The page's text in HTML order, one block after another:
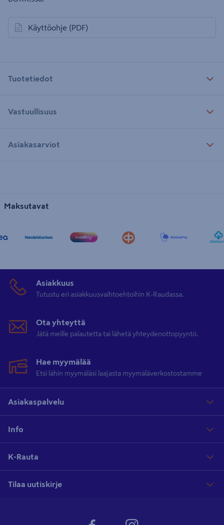
Käyttöohje (PDF)
avautuu uuteen välilehteen
Tuotetiedot
Vastuullisuus
Asiakasarviot
Maksutavat
Asiakkuus
Tutustu eri asiakkuusvaihtoehtoihin K-Raudassa.
Ota yhteyttä
Jätä meille palautetta tai lähetä yhteydenottopyyntö.
Hae myymälää
Etsi lähin myymäläsi laajasta myymäläverkostostamme
Asiakaspalvelu
Info
K-Rauta
Tilaa uutiskirje